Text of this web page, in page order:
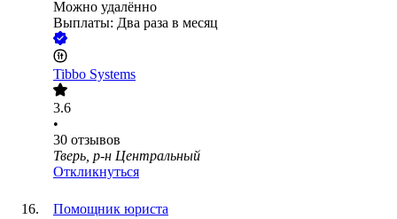
Можно удалённо
Выплаты: Два раза в месяц
Tibbo Systems
3.6
•
30 отзывов
Тверь, р-н Центральный
Откликнуться
Помощник юриста